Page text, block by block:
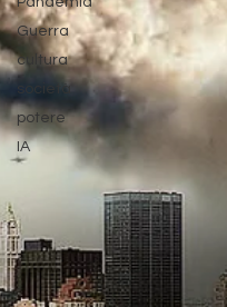
Guerra
cultura
società
potere
IA